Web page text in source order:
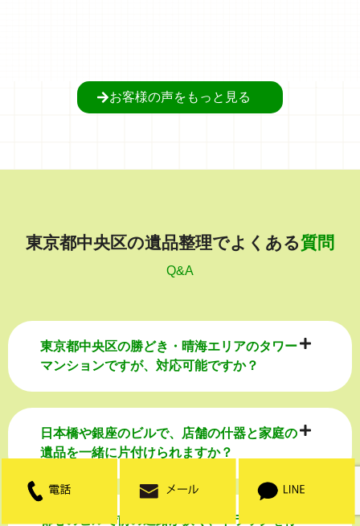
お客様の声をもっと見る
東京都中央区の遺品整理でよくある質問
Q&A
東京都中央区の勝どき・晴海エリアのタワー
マンションですが、対応可能ですか？
日本橋や銀座のビルで、店舗の什器と家庭の
遺品を一緒に片付けられますか？
都心のビルで前の道路が狭く、トラックを停